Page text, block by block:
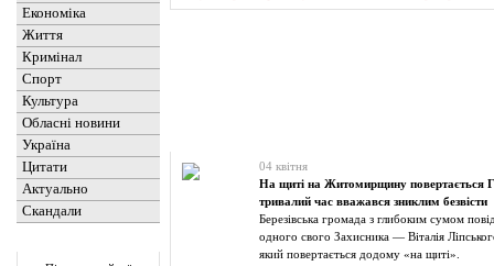
Економіка
Життя
Кримінал
Спорт
Культура
Обласні новини
Україна
Цитати
Актуально
Скандали
04 квітня
На щиті на Житомирщину повертається
тривалий час вважався зниклим безвісти
Березівська громада з глибоким сумом
одного свого Захисника — Віталія
який повертається додому «на щиті».